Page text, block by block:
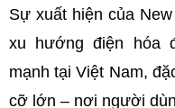
Sự xuất hiện của
xu hướng điện hóa
mạnh tại Việt Nam,
cỡ lớn – nơi người